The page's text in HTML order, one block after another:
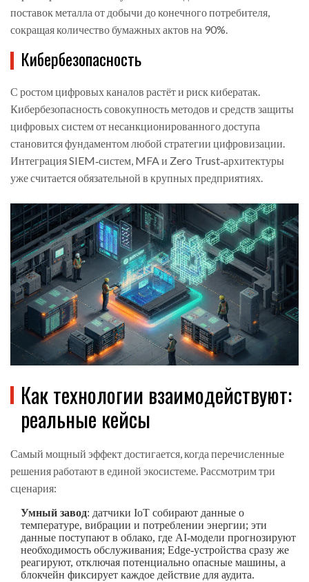
поставок металла от добычи до конечного потребителя,
сокращая количество бумажных актов на 90%.
Кибербезопасность
С ростом цифровых каналов растёт и риск кибератак.
Кибербезопасностьсовокупность методов и средств защиты
цифровых систем от несанкционированного доступа
становится фундаментом любой стратегии цифровизации.
Интеграция SIEM‑систем, MFA и Zero Trust‑архитектуры
уже считается обязательной в крупных предприятиях.
Как технологии взаимодействуют:
реальные кейсы
Самый мощный эффект достигается, когда перечисленные
решения работают в единой экосистеме. Рассмотрим три
сценария:
Умный завод: датчики IoT собирают данные о
температуре, вибрации и потреблении энергии; эти
данные поступают в облако, где AI‑модели прогнозируют
необходимость обслуживания; Edge‑устройства сразу же
реагируют, отключая потенциально опасные машины, а
блокчейн фиксирует каждое действие для аудита.